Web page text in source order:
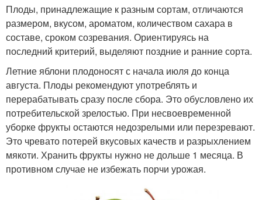
Плоды, принадлежащие к разным сортам, отличаются
размером, вкусом, ароматом, количеством сахара в
составе, сроком созревания. Ориентируясь на
последний критерий, выделяют поздние и ранние сорта.
Летние яблони плодоносят с начала июля до конца
августа. Плоды рекомендуют употреблять и
перерабатывать сразу после сбора. Это обусловлено их
потребительской зрелостью. При несвоевременной
уборке фрукты остаются недозрелыми или перезревают.
Это чревато потерей вкусовых качеств и разрыхлением
мякоти. Хранить фрукты нужно не дольше 1 месяца. В
противном случае не избежать порчи урожая.